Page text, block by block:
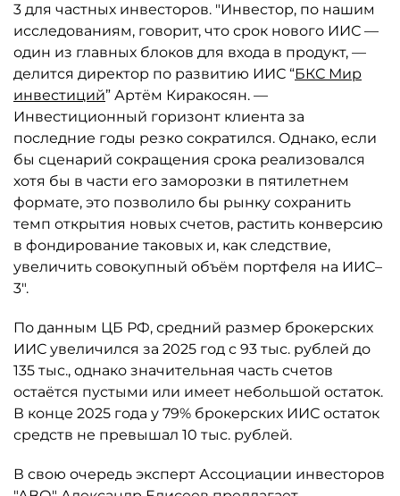
3 для частных инвесторов. "Инвестор, по нашим
исследованиям, говорит, что срок нового ИИС —
один из главных блоков для входа в продукт, —
делится директор по развитию ИИС “БКС Мир
инвестиций” Артём Киракосян. —
Инвестиционный горизонт клиента за
последние годы резко сократился. Однако, если
бы сценарий сокращения срока реализовался
хотя бы в части его заморозки в пятилетнем
формате, это позволило бы рынку сохранить
темп открытия новых счетов, растить конверсию
в фондирование таковых и, как следствие,
увеличить совокупный объём портфеля на ИИС–
3".
По данным ЦБ РФ, средний размер брокерских
ИИС увеличился за 2025 год с 93 тыс. рублей до
135 тыс., однако значительная часть счетов
остаётся пустыми или имеет небольшой остаток.
В конце 2025 года у 79% брокерских ИИС остаток
средств не превышал 10 тыс. рублей.
В свою очередь эксперт Ассоциации инвесторов